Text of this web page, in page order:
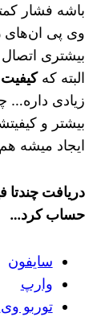
باشه فشار
وی پی ان‌های
بیشتری
البته کهکیفیت
زیادی داره…
بیشتر و
ایجاد میشه
دریافت
حساب کرد…
سایفون
وارپ
توربو